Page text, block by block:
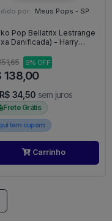
por: Meus Pops - SP
Pop Bellatrix Lestrange
Danificada) - Harry
9% OFF
138,00
R$ 34,50 sem juros
Frete Grátis
tem cupom
Carrinho